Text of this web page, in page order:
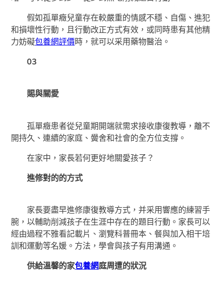
假如孤單癥兒童存在較嚴重的情感不穩、自傷、進犯
和損壞性行動，且行動改正方式有效，或同時患有其他精
力妨礙包養網評價時，就可以采用藥物醫治。
03
賜與關愛
孤單癥患者從兒童期開端就需求接收康復教導，離不
開持久、連續的家庭、黌舍和社會的全方位支撐。
在家中，家長若何更好地關愛孩子？
進修對的的方式
家長要盡早進修康復教導方式，并采用響應的練習手
腕，以輔助削減孩子在生涯中存在的題目行動。家長可以
經由過程不雅看記載片、瀏覽科普冊本、餐與加入相干培
訓和運動等名媛。方法，學會與孩子有用溝通。
供給溫馨的家包養網庭周遭的狀況